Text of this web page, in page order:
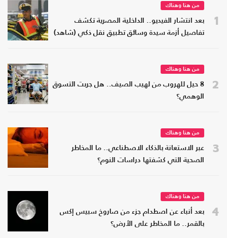
1
من هنا وهناك
بعد انتشار الفيديو.. الداخلية المصرية تكشف
تفاصيل أزمة سيدة وسائق تطبيق نقل ذكي (شاهد)
2
من هنا وهناك
8 حيل للهروب من لهيب الصيف.. هل جربت التسوق
الوهمي؟
3
من هنا وهناك
عبر الاستعانة بالذكاء الاصطناعي.. ما المخاطر
الصحية التي كشفتها دراسات النوم؟
4
من هنا وهناك
بعد أنباء عن اصطدام جزء من صاروخ سبيس إكس
بالقمر.. ما المخاطر على الأرض؟